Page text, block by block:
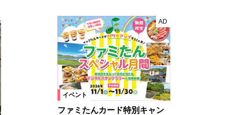
イベント
AD
ファミたんカード特別キャン